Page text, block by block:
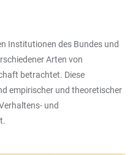
Institutionen des Bundes und
Arten von
betrachtet. Diese
empirischer und theoretischer
und